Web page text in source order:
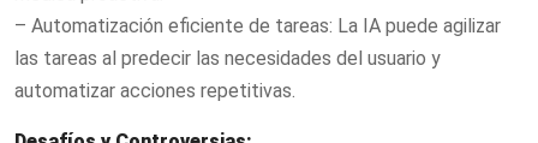
– Automatización eficiente de tareas: La IA puede agilizar
las tareas al predecir las necesidades del usuario y
automatizar acciones repetitivas.